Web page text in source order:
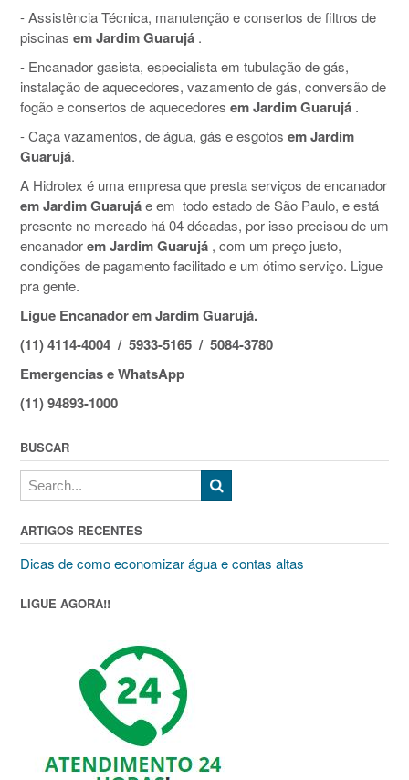
- Assistência Técnica, manutenção e consertos de filtros de
piscinas em Jardim Guarujá .
- Encanador gasista, especialista em tubulação de gás,
instalação de aquecedores, vazamento de gás, conversão de
fogão e consertos de aquecedores em Jardim Guarujá .
- Caça vazamentos, de água, gás e esgotos em Jardim
Guarujá.
A Hidrotex é uma empresa que presta serviços de encanador
em Jardim Guarujáe em todo estado de São Paulo, e está
presente no mercado há 04 décadas, por isso precisou de um
encanadorem Jardim Guarujá , com um preço justo,
condições de pagamento facilitado e um ótimo serviço. Ligue
pra gente.
Ligue Encanador em Jardim Guarujá.
(11) 4114-4004 / 5933-5165 / 5084-3780
Emergencias e WhatsApp
(11) 94893-1000
BUSCAR
ARTIGOS RECENTES
Dicas de como economizar água e contas altas
LIGUE AGORA!!